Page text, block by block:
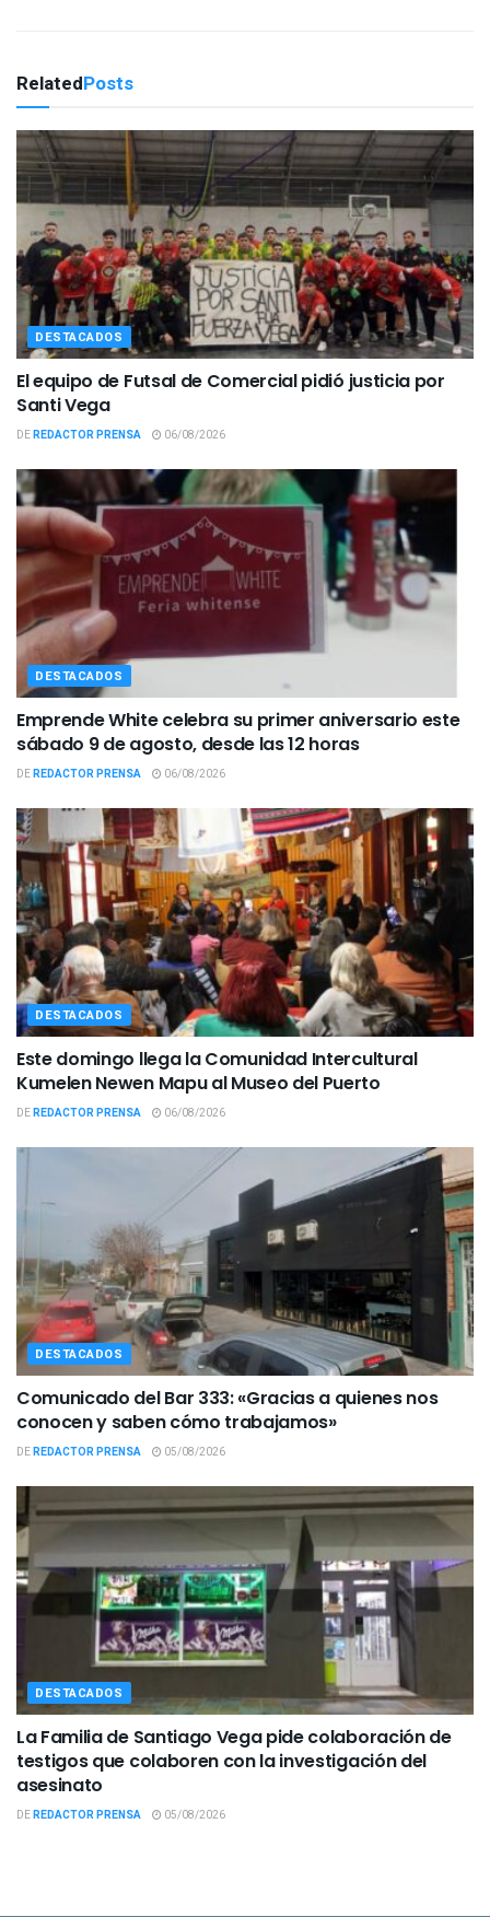
RelatedPosts
DESTACADOS
El equipo de Futsal de Comercial pidió justicia por
Santi Vega
DEREDACTOR PRENSA 06/08/2026
DESTACADOS
Emprende White celebra su primer aniversario este
sábado 9 de agosto, desde las 12 horas
DEREDACTOR PRENSA 06/08/2026
DESTACADOS
Este domingo llega la Comunidad Intercultural
Kumelen Newen Mapu al Museo del Puerto
DEREDACTOR PRENSA 06/08/2026
DESTACADOS
Comunicado del Bar 333: «Gracias a quienes nos
conocen y saben cómo trabajamos»
DEREDACTOR PRENSA 05/08/2026
DESTACADOS
La Familia de Santiago Vega pide colaboración de
testigos que colaboren con la investigación del
asesinato
DEREDACTOR PRENSA 05/08/2026